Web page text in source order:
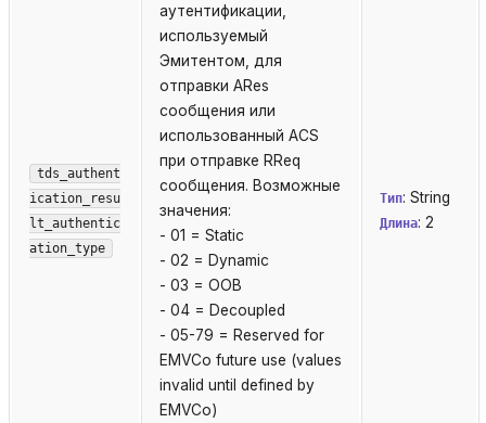
tds_authent
ication_resu
lt_authentic
ation_type
аутентификации,
используемый
Эмитентом, для
отправки ARes
сообщения или
использованный ACS
при отправке RReq
сообщения. Возможные
значения:
- 01 = Static
- 02 = Dynamic
- 03 = OOB
- 04 = Decoupled
- 05-79 = Reserved for
EMVCo future use (values
invalid until defined by
EMVCo)
Тип: String
Длина: 2